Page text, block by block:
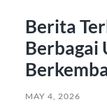
Berita
Berbagai
MAY 4, 2026